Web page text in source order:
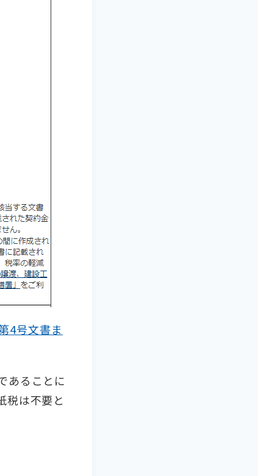
4号文書ま
あることに
税は不要と